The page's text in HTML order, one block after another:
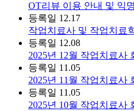
OT리뷰 이용 안내 및 익
등록일 12.17
작업치료사 및 작업치료
등록일 12.08
2025년 12월 작업치료사
등록일 11.05
2025년 11월 작업치료사
등록일 11.05
2025년 10월 작업치료사